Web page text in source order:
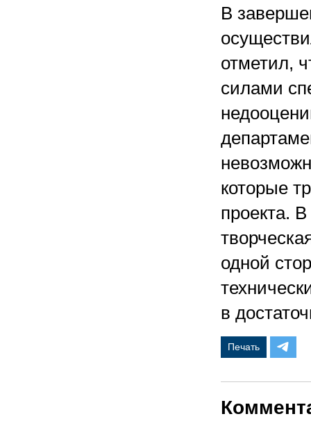
В
отметил,
силами
которые
проекта.
одной
в
Печать